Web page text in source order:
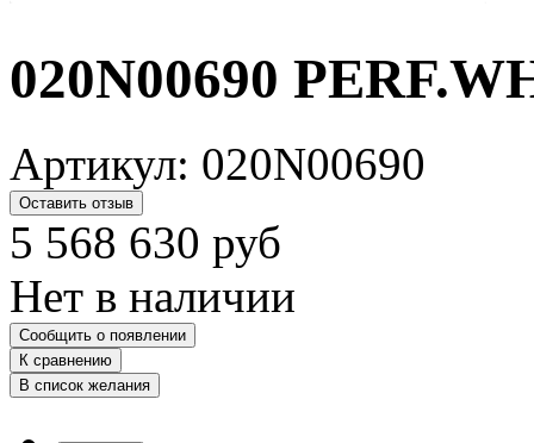
020N00690
Артикул: 020N00690
Оставить отзыв
5 568 630 руб
Нет в наличии
Сообщить о появлении
К сравнению
В список желания